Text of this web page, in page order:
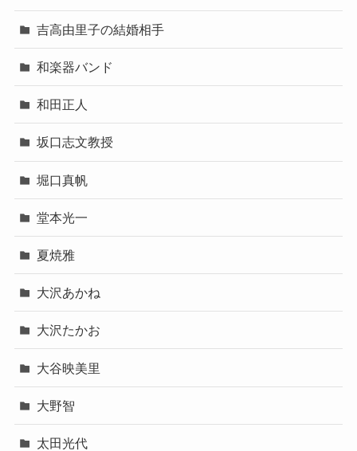
吉高由里子の結婚相手
和楽器バンド
和田正人
坂口志文教授
堀口真帆
堂本光一
夏焼雅
大沢あかね
大沢たかお
大谷映美里
大野智
太田光代